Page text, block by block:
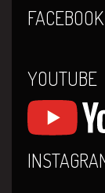
FACEBOOK
YOUTUBE